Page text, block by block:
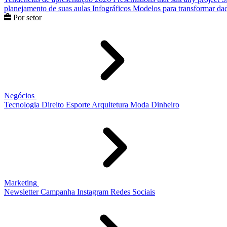
planejamento de suas aulas Infográficos Modelos para transformar
Por setor
Negócios
Tecnologia Direito Esporte Arquitetura Moda Dinheiro
Marketing
Newsletter Campanha Instagram Redes Sociais